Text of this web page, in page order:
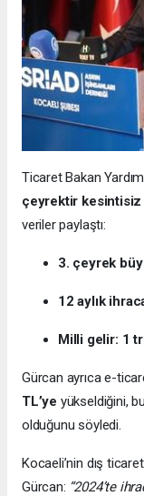
Ticaret Bakan
çeyrektir kesintisiz
veriler paylaştı:
3. çeyrek
12 aylık
Milli gelir: 1
Gürcan ayrıca e-
TL’ye yükseldiğini,
olduğunu söyledi.
Kocaeli’nin dış
Gürcan: “2024’te